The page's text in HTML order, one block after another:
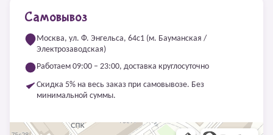
Самовывоз
Москва, ул. Ф. Энгельса, 64с1 (м. Бауманская /
Электрозаводская)
Работаем 09:00 – 23:00, доставка круглосуточно
Скидка 5% на весь заказ при самовывозе. Без
минимальной суммы.